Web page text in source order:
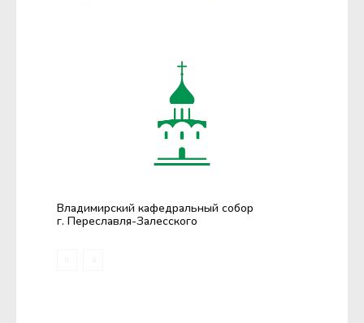
Владимирский кафедральный собор
г. Переславля-Залесского